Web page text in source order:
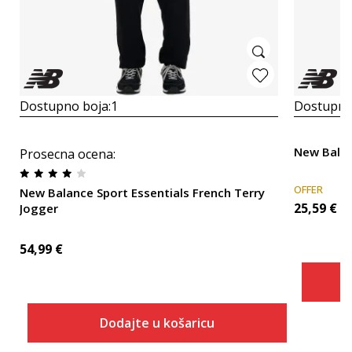
Dostupno boja:1
Prosecna ocena:
New Balance Sport Essentials French Terry
Jogger
54,99 €
Dodajte u košaricu
New
OFFER
25,59 €